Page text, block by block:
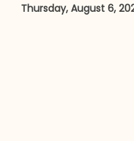
Thursday, August 6,